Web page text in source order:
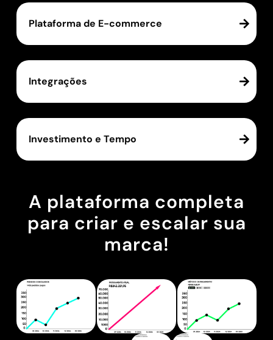
Plataforma de E-commerce
Integrações
Investimento e Tempo
A plataforma completa
para criar e escalar sua
marca!